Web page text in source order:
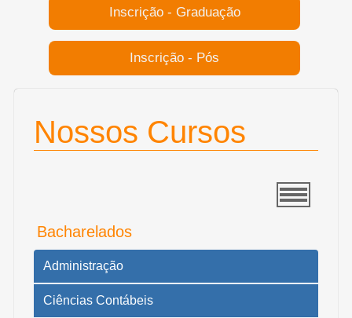
Inscrição - Graduação
Inscrição - Pós
Nossos Cursos
Bacharelados
Administração
Ciências Contábeis